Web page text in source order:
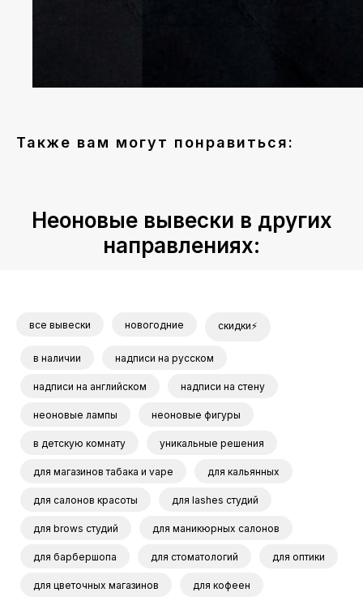
Также вам могут понравиться:
Неоновые вывески в других
направлениях:
все вывески новогодние скидки⚡
в наличии надписи на русском
надписи на английском надписи на стену
неоновые лампы неоновые фигуры
в детскую комнату уникальные решения
для магазинов табака и vape для кальянных
для салонов красоты для lashes студий
для brows студий для маникюрных салонов
для барбершопа для стоматологий для оптики
для цветочных магазинов для кофеен